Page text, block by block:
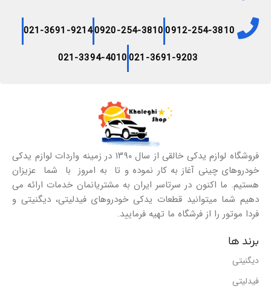
0912-254-3810
0920-254-3810
021-3691-9214
021-3691-9203
021-3394-4010
فروشگاه لوازم یدکی خالقی از سال ۱۳۹۰ در زمینه واردات لوازم یدکی
خودروهای چینی آغاز به کار نموده و تا به امروز با شما عزیزان
هستیم. ما اکنون در سرتاسر ایران به مشتریانمان خدمات ارائه می
دهیم شما میتوانید قطعات یدکی خودروهای فیدلیتی، دیگنیتی و
فردا موتور را از فرشگاه ما تهیه فرمایید.
برند ها
دیگنیتی
فیدلیتی